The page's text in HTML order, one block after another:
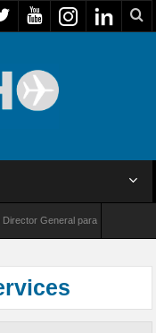
General para América Latina